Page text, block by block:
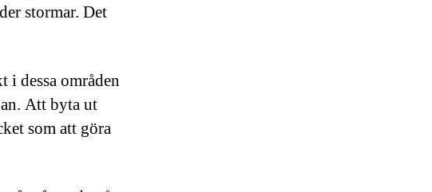
stormar. Det
i dessa områden
Att byta ut
som att göra